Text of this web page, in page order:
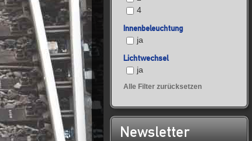
4
Innenbeleuchtung
ja
Lichtwechsel
ja
Alle Filter zurücksetzen
Newsletter